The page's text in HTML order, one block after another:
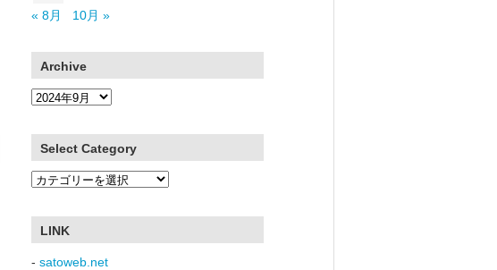
« 8月
10月 »
Archive
Archive
Select Category
Select
LINK
- satoweb.net